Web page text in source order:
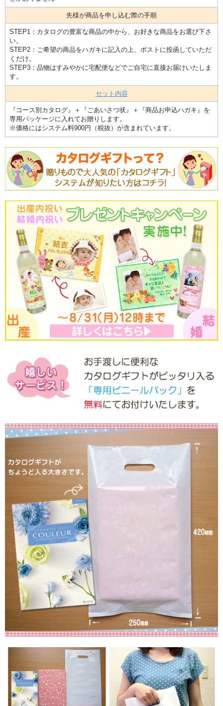
先様が商品を申し込む際の手順
STEP1：カタログの豊富な商品の中から、お好きな商品をお選び下さ
い。
STEP2：ご希望の商品をハガキに記入の上、ポストに投函していただ
くだけ。
STEP3：品物はすみやかに宅配便などでご自宅に直接お届けいたしま
す。
セット内容
『コース別カタログ』＋『ごあいさつ状』＋『商品お申込ハガキ』を
専用パッケージに入れてお贈りします。
※価格にはシステム料900円（税抜）が含まれています。